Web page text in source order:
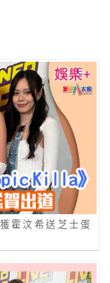
霍汶希送芝士蛋